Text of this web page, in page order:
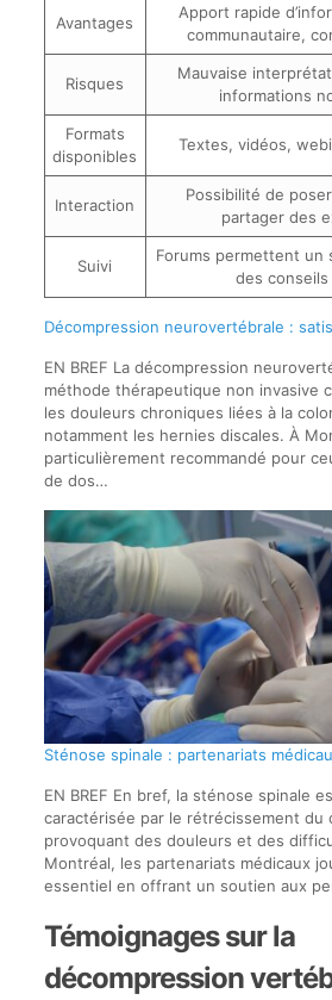
Avantages
Apport rapide
communautaire,
Risques
Mauvaise
informations
Formats
disponibles
Textes, vidéos,
Interaction
Possibilité de
partager des
Suivi
Forums permettent un
des
Décompression neurovertébrale :
EN BREF La décompression
méthode thérapeutique non invasive
les douleurs chroniques liées à la
notamment les hernies discales. À
particulièrement recommandé pour
de dos…
Sténose spinale : partenariats
EN BREF En bref, la sténose spinale
caractérisée par le rétrécissement du
provoquant des douleurs et des
Montréal, les partenariats médicaux
essentiel en offrant un soutien aux
Témoignages sur la
décompression